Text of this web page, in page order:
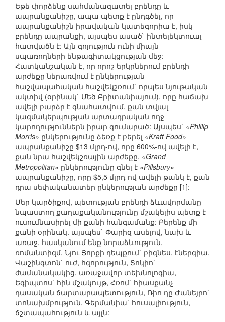
Եթե փորձենք սահմանազատել բրենդը և
ապրանքանիշը, ապա պետք է ընդգծել, որ
ապրանքանիշն իրավական կատեգորիա է, իսկ
բրենդը ապրանքի, այսպես ասած` ինտելեկտուալ
հատվածն է: Այն գոյություն ունի միայն
սպառողների ենթագիտակցության մեջ:
Հատկանշական է, որ որոշ երկրներում բրենդի
արժեքը ներառվում է ընկերության
հաշվապահական հաշվեկշռում` որպես նյութական
ակտիվ (օրինակ` Մեծ Բրիտանիայում), որը հաճախ
ավելի բարձր է գնահատվում, քան տվյալ
կազմակերպության արտադրական ողջ
կարողություններն իրար գումարած: Այսպես` «Phillip
Morris» ընկերությունը ձեռք է բերել «Kraft Food»
ապրանքանիշը $13 մլրդ-ով, որը 600%-ով ավելի է,
քան նրա հաշվեկշռային արժեքը, «Grand
Metropolitan» ընկերությունը գնել է «Pillsbury»
ապրանքանիշը, որը $5,5 մլրդ-ով ավելի թանկ է, քան
դրա սեփականատեր ընկերության արժեքը [1]:
Մեր կարծիքով, պետության բրենդի ձևավորմանը
նպաստող քաղաքականությունը մշակելիս պետք է
ուսումնասիրել մի քանի հանգամանք: Բերենք մի
քանի օրինակ. այսպես` Փարիզ ասելով, նախ և
առաջ, հասկանում ենք նորաձևություն,
ռոմանտիզմ, Նյու Յորքի դեպքում` բիզնես, էներգիա,
Վաշինգտոն` ուժ, հզորություն, Տոկիո`
ժամանակակից, առաջավոր տեխնոլոգիա,
Եգիպտոս` հին մշակույթ, Հռոմ` հիասքանչ
դասական ճարտարապետություն, Ռիո դը Ժանեյրո`
տոնախմբություն, Գերմանիա` հուսալիություն,
ճշտապահություն և այլն: